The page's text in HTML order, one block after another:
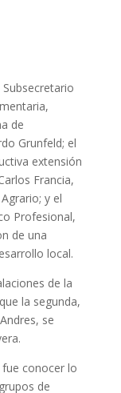
de
Grunfeld; el
extensión
Francia,
y el
Profesional,
de una
local.
de la
la segunda,
se
conocer lo
de